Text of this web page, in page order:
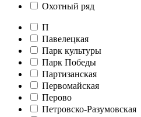
Охотный ряд
П
Павелецкая
Парк культуры
Парк Победы
Партизанская
Первомайская
Перово
Петровско-Разумовская